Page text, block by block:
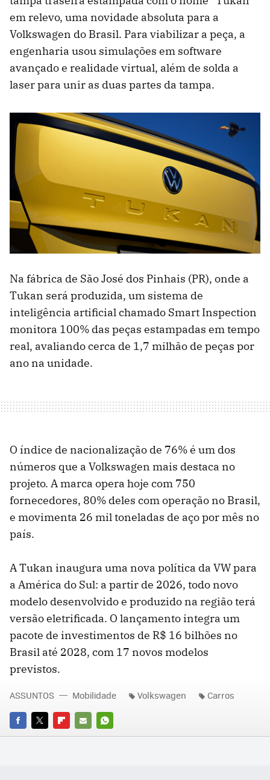
em relevo, uma novidade absoluta para a
Volkswagen do Brasil. Para viabilizar a peça, a
engenharia usou simulações em software
avançado e realidade virtual, além de solda a
laser para unir as duas partes da tampa.
Na fábrica de São José dos Pinhais (PR), onde a
Tukan será produzida, um sistema de
inteligência artificial chamado Smart Inspection
monitora 100% das peças estampadas em tempo
real, avaliando cerca de 1,7 milhão de peças por
ano na unidade.
O índice de nacionalização de 76% é um dos
números que a Volkswagen mais destaca no
projeto. A marca opera hoje com 750
fornecedores, 80% deles com operação no Brasil,
e movimenta 26 mil toneladas de aço por mês no
país.
A Tukan inaugura uma nova política da VW para
a América do Sul: a partir de 2026, todo novo
modelo desenvolvido e produzido na região terá
versão eletrificada. O lançamento integra um
pacote de investimentos de R$ 16 bilhões no
Brasil até 2028, com 17 novos modelos
previstos.
FACEBOOK
TWITTERFLIPBOARD
E-
WHATSAPP
ASSUNTOS Mobilidade Volkswagen Carros